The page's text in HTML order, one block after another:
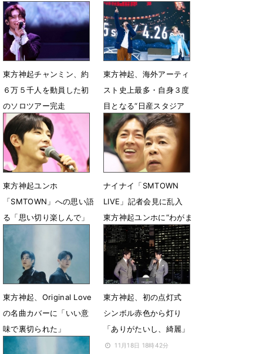
の出演が決定
4月11日 18時29分
2日間で約7万人が熱狂
2月2日 07時00分
東方神起チャンミン、約
６万５千人を動員した初
のソロツアー完走
SUPER JUNIORキュヒョ
ンサプライズ登場
12月7日 23時40分
東方神起、海外アーティ
スト史上最多・自身３度
目となる“日産スタジア
ム”での公演を発表
11月24日 23時08分
東方神起ユンホ
「SMTOWN」への思い語
る「思い切り楽しんで」
ナイナイ「SMTOWN
LIVE」記者会見に乱入
東方神起ユンホに“わがま
ま”要求
8月10日 07時00分
東方神起、Original Love
の名曲カバーに「いい意
味で裏切られた」
東方神起、初の点灯式
シンボル赤色から灯り
「ありがたいし、綺麗」
11月18日 18時42分